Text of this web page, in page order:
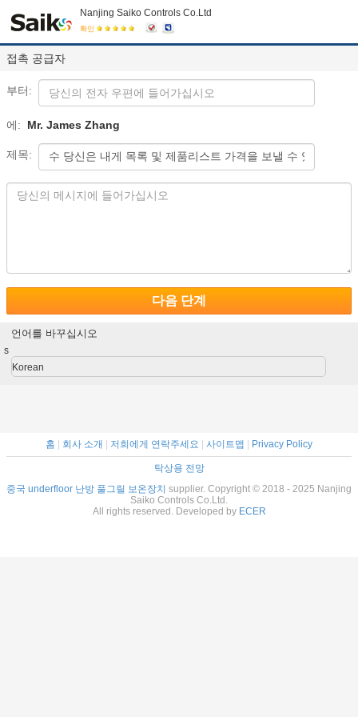
Nanjing Saiko Controls Co.Ltd
확인
접촉 공급자
부터:
에: Mr. James Zhang
제목:
다음 단계
언어를 바꾸십시오
s
Korean
홈 회사 소개 저희에게 연락주세요 사이트맵 Privacy Policy
탁상용 전망
중국 underfloor 난방 풀그릴 보온장치 supplier. Copyright © 2018 - 2025 Nanjing
Saiko Controls Co.Ltd.
All rights reserved. Developed by ECER